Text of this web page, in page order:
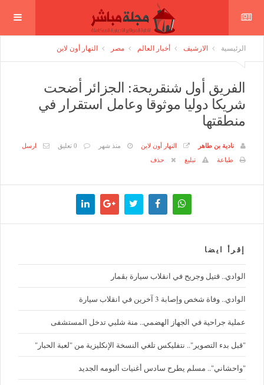
الرئيسية الارشيف أخبار العالم مصر النهار أون لاين
الفريق أول شنقريحة: الجزائر أضحت
شريكا دوليا موثوقا وعامل استقرار في
منطقتها
نادية بن طاهر النهار أون لاين منذ شهر 0 تعليق
ارسل
طباعة
تبليغ حذف
إقرأ ايضا
الوادي.. قتيل وجريح في انقلاب سيارة بڨمار
الوادي.. وفاة شخص وإصابة 3 آخرين في انقلاب سيارة
عملية جراحية في الجهاز الهضمي.. منة شلبي تدخل المستشفى
"قبل بدء التصوير".. نتفليكس تلغي النسخة الإنكليزية من "لعبة الحبار"
"واحشاني".. مسلم يطرح سادس أغنيات ألبومه الجديد